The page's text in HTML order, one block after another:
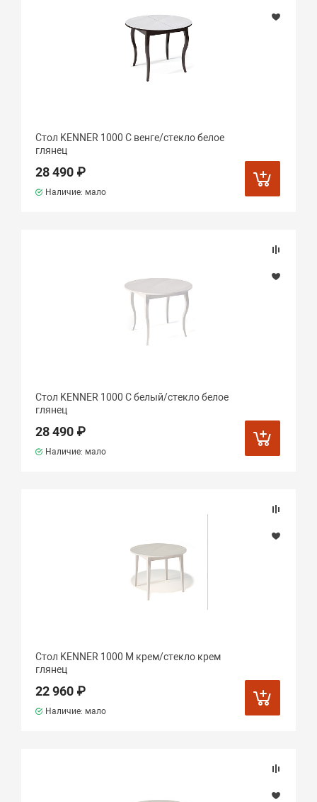
Стол KENNER 1000 С венге/стекло белое
глянец
28 490 ₽
Наличие: мало
Стол KENNER 1000 С белый/стекло белое
глянец
28 490 ₽
Наличие: мало
Стол KENNER 1000 М крем/стекло крем
глянец
22 960 ₽
Наличие: мало